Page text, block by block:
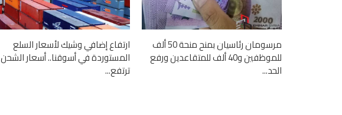
مرسومان رئاسيان بمنح منحة 50 ألف
للموظفين و40 ألف للمتقاعدين ورفع
الحد...
ارتفاع إضافي وشيك لأسعار السلع
المستوردة في أسوقنا.. أسعار الشحن
ترتفع...